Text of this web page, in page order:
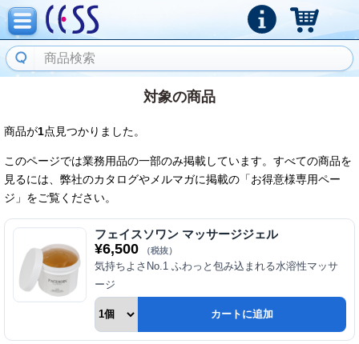
対象の商品
商品が1点見つかりました。
このページでは業務用品の一部のみ掲載しています。すべての商品を
見るには、弊社のカタログやメルマガに掲載の「お得意様専用ペー
ジ」をご覧ください。
フェイスソワン マッサージジェル
¥6,500 （税抜）
気持ちよさNo.1 ふわっと包み込まれる水溶性マッサ
ージ
カートに追加